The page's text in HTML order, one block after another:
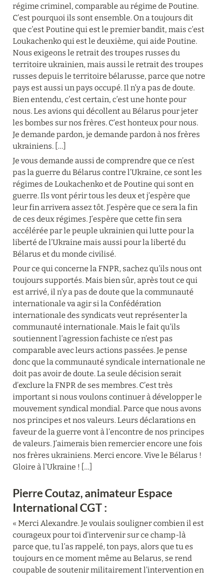
régime criminel, comparable au régime de Poutine.
C’est pourquoi ils sont ensemble. On a toujours dit
que c’est Poutine qui est le premier bandit, mais c’est
Loukachenko qui est le deuxième, qui aide Poutine.
Nous exigeons le retrait des troupes russes du
territoire ukrainien, mais aussi le retrait des troupes
russes depuis le territoire bélarusse, parce que notre
pays est aussi un pays occupé. Il n’y a pas de doute.
Bien entendu, c’est certain, c’est une honte pour
nous. Les avions qui décollent au Bélarus pour jeter
les bombes sur nos frères. C’est honteux pour nous.
Je demande pardon, je demande pardon à nos frères
ukrainiens. […]
Je vous demande aussi de comprendre que ce n’est
pas la guerre du Bélarus contre l’Ukraine, ce sont les
régimes de Loukachenko et de Poutine qui sont en
guerre. Ils vont périr tous les deux et j’espère que
leur fin arrivera assez tôt. J’espère que ce sera la fin
de ces deux régimes. J’espère que cette fin sera
accélérée par le peuple ukrainien qui lutte pour la
liberté de l’Ukraine mais aussi pour la liberté du
Bélarus et du monde civilisé.
Pour ce qui concerne la FNPR, sachez qu’ils nous ont
toujours supportés. Mais bien sûr, après tout ce qui
est arrivé, il n’y a pas de doute que la communauté
internationale va agir si la Confédération
internationale des syndicats veut représenter la
communauté internationale. Mais le fait qu’ils
soutiennent l’agression fachiste ce n’est pas
comparable avec leurs actions passées. Je pense
donc que la communauté syndicale internationale ne
doit pas avoir de doute. La seule décision serait
d’exclure la FNPR de ses membres. C’est très
important si nous voulons continuer à développer le
mouvement syndical mondial. Parce que nous avons
nos principes et nos valeurs. Leurs déclarations en
faveur de la guerre vont à l’encontre de nos principes
de valeurs. J’aimerais bien remercier encore une fois
nos frères ukrainiens. Merci encore. Vive le Bélarus !
Gloire à l’Ukraine ! […]
Pierre Coutaz, animateur Espace
International CGT :
« Merci Alexandre. Je voulais souligner combien il est
courageux pour toi d’intervenir sur ce champ-là
parce que, tu l’as rappelé, ton pays, alors que tu es
toujours en ce moment même au Belarus, se rend
coupable de soutenir militairement l’intervention en